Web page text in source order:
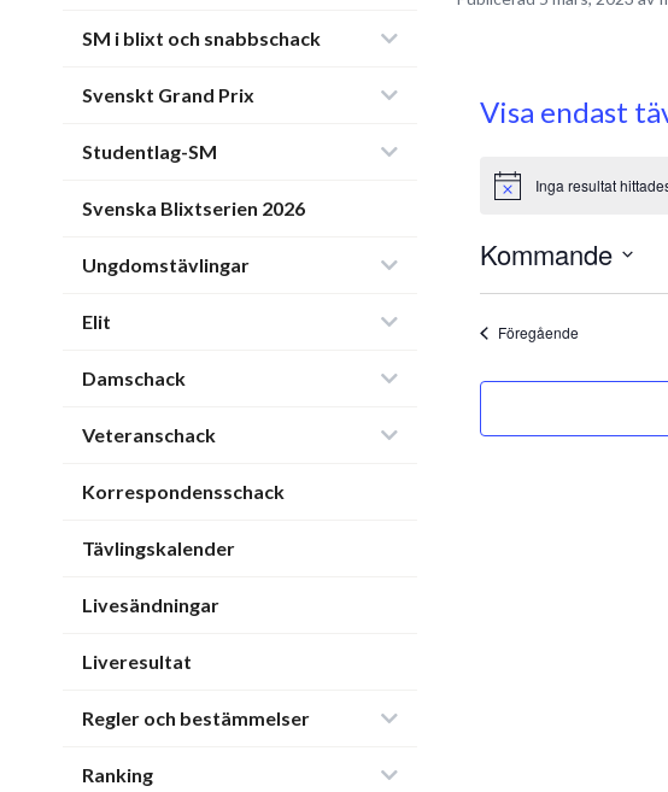
SM i blixt och snabbschack
Svenskt Grand Prix
Studentlag-SM
Svenska Blixtserien 2026
Ungdomstävlingar
Elit
Damschack
Veteranschack
Korrespondensschack
Tävlingskalender
Livesändningar
Liveresultat
Regler och bestämmelser
Ranking
Visa endast
Notice Inga resultat
Kommande
Välj
datum
FöregåendeEvenemang